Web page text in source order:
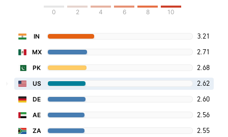
0 2 4 6 8 10
IN 3.21
MX 2.71
PK 2.68
US 2.62
DE 2.60
AE 2.56
ZA 2.55